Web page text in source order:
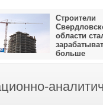
Строители
области
больше